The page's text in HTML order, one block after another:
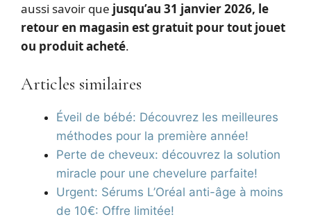
aussi savoir que jusqu’au 31 janvier 2026, le
retour en magasin est gratuit pour tout jouet
ou produit acheté.
Articles similaires
Éveil de bébé: Découvrez les meilleures
méthodes pour la première année!
Perte de cheveux: découvrez la solution
miracle pour une chevelure parfaite!
Urgent: Sérums L’Oréal anti-âge à moins
de 10€: Offre limitée!